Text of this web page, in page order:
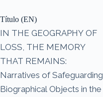
Título (EN)
IN THE GEOGRAPHY OF
LOSS, THE MEMORY
THAT REMAINS:
Narratives of Safeguarding
Biographical Objects in the